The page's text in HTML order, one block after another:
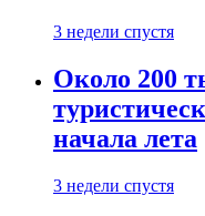
3 недели спустя
Около 200
начала лета
3 недели спустя